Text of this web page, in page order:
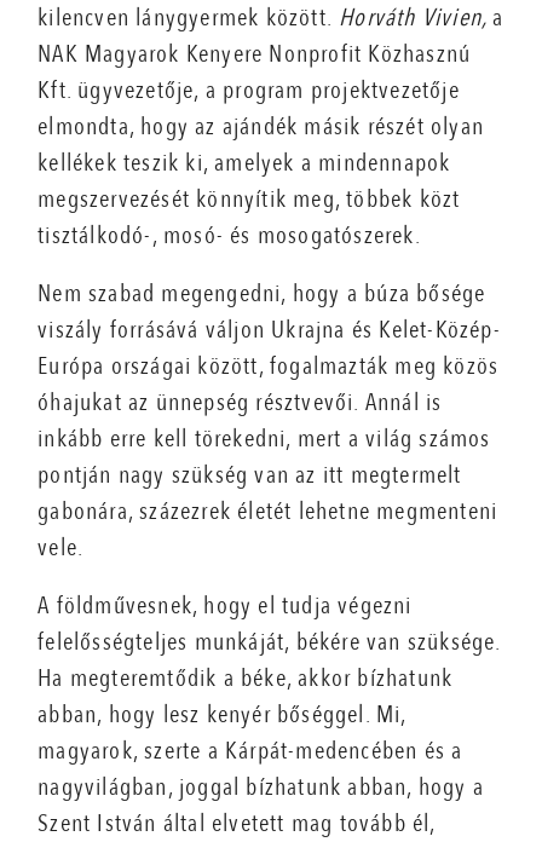
kilencven lánygyermek között. Horváth Vivien,a
NAK Magyarok Kenyere Nonprofit Közhasznú
Kft. ügyvezetője, a program projektvezetője
elmondta, hogy az ajándék másik részét olyan
kellékek teszik ki, amelyek a mindennapok
megszervezését könnyítik meg, többek közt
tisztálkodó-, mosó- és mosogatószerek.
Nem szabad megengedni, hogy a búza bősége
viszály forrásává váljon Ukrajna és Kelet-Közép-
Európa országai között, fogalmazták meg közös
óhajukat az ünnepség résztvevői. Annál is
inkább erre kell törekedni, mert a világ számos
pontján nagy szükség van az itt megtermelt
gabonára, százezrek életét lehetne megmenteni
vele.
A földművesnek, hogy el tudja végezni
felelősségteljes munkáját, békére van szüksége.
Ha megteremtődik a béke, akkor bízhatunk
abban, hogy lesz kenyér bőséggel. Mi,
magyarok, szerte a Kárpát-medencében és a
nagyvilágban, joggal bízhatunk abban, hogy a
Szent István által elvetett mag tovább él,